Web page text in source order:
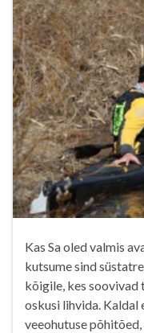
Kas Sa oled valmis
kutsume sind
kõigile, kes soovivad
oskusi lihvida. Kaldal
veeohutuse